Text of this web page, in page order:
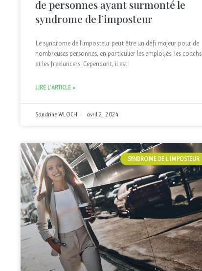
de personnes ayant surmonté le
syndrome de l’imposteur
Le syndrome de l’imposteur peut être un défi majeur pour de
nombreuses personnes, en particulier les employés, les coachs
et les freelancers. Cependant, il est
LIRE L'ARTICLE »
Sandrine WLOCH avril 2, 2024
SYNDROME DE L'IMPOSTEUR